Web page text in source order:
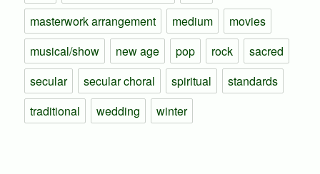
masterwork arrangement
medium
movies
musical/show
new age pop rock
sacred
secular
secular choral spiritual
standards
traditional
wedding winter